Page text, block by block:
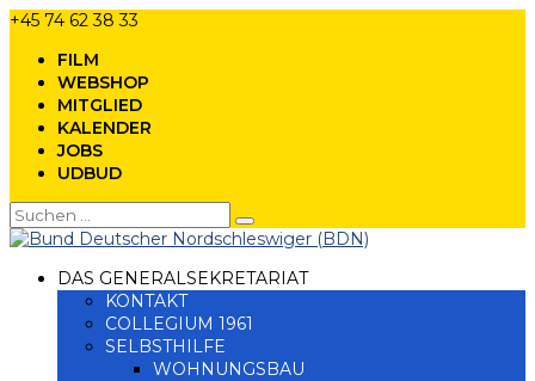
+45 74 62 38 33
FILM
WEBSHOP
MITGLIED
KALENDER
JOBS
UDBUD
DAS GENERALSEKRETARIAT
KONTAKT
COLLEGIUM 1961
SELBSTHILFE
WOHNUNGSBAU